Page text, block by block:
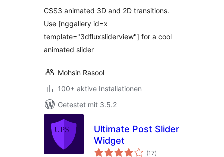
CSS3 animated 3D and 2D transitions.
Use [nggallery id=x
template="3dfluxsliderview"] for a cool
animated slider
Mohsin Rasool
100+ aktive Installationen
Getestet mit 3.5.2
Ultimate Post Slider
Widget
(17Bewertungen
)